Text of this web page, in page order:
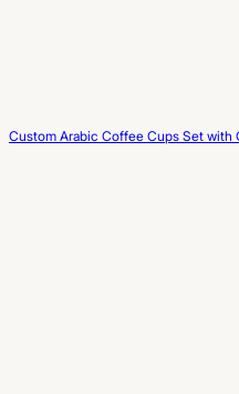
Custom Arabic Coffee Cups Set with